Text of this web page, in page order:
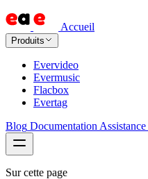
Accueil
Produits
Evervideo
Evermusic
Flacbox
Evertag
Blog Documentation Assistance
Sur cette page